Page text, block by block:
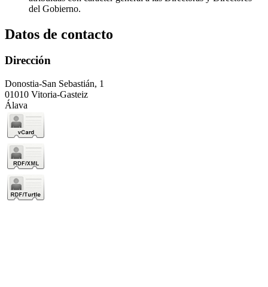
del Gobierno.
Datos de contacto
Dirección
Donostia-San Sebastián, 1
01010 Vitoria-Gasteiz
Álava